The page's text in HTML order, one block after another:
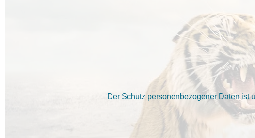
Der Schutz personenbezogener Daten ist